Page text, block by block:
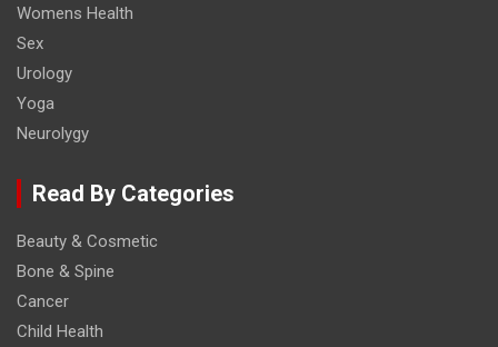
Womens Health
Sex
Urology
Yoga
Neurolygy
Read By Categories
Beauty & Cosmetic
Bone & Spine
Cancer
Child Health